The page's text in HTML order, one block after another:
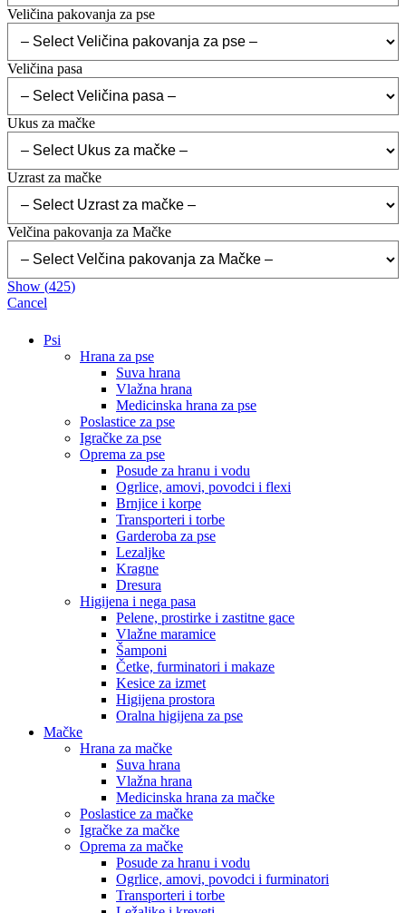
Veličina pakovanja za pse
Veličina pasa
Ukus za mačke
Uzrast za mačke
Velčina pakovanja za Mačke
Show (425)
Cancel
Psi
Hrana za pse
Suva hrana
Vlažna hrana
Medicinska hrana za pse
Poslastice za pse
Igračke za pse
Oprema za pse
Posude za hranu i vodu
Ogrlice, amovi, povodci i flexi
Brnjice i korpe
Transporteri i torbe
Garderoba za pse
Lezaljke
Kragne
Dresura
Higijena i nega pasa
Pelene, prostirke i zastitne gace
Vlažne maramice
Šamponi
Četke, furminatori i makaze
Kesice za izmet
Higijena prostora
Oralna higijena za pse
Mačke
Hrana za mačke
Suva hrana
Vlažna hrana
Medicinska hrana za mačke
Poslastice za mačke
Igračke za mačke
Oprema za mačke
Posude za hranu i vodu
Ogrlice, amovi, povodci i furminatori
Transporteri i torbe